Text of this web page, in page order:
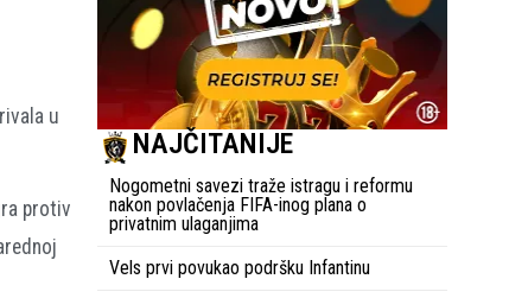
u
protiv
NAJČITANIJE
Nogometni savezi traže istragu i reformu
nakon povlačenja FIFA-inog plana o
privatnim ulaganjima
Vels prvi povukao podršku Infantinu